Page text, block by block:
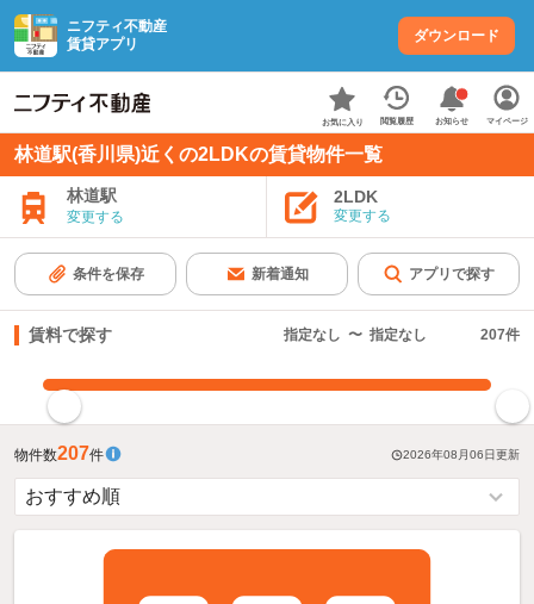
ニフティ不動産
賃貸アプリ
ダウンロード
お気に入り 閲覧履歴 お知らせ マイページ
林道駅(香川県)近くの2LDKの賃貸物件一覧
林道駅
変更する
2LDK
変更する
条件を保存 新着通知 アプリで探す
賃料で探す 指定なし 〜 指定なし 207件
物件数207件 2026年08月06日更新